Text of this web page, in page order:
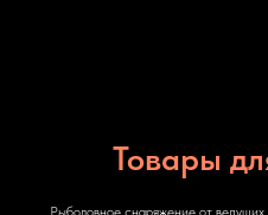
Товары
Рыболовное снаряжение от